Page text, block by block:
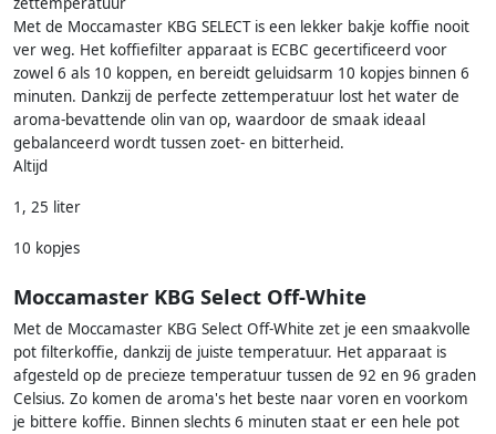
Met de Moccamaster KBG SELECT is een lekker bakje koffie nooit
ver weg. Het koffiefilter apparaat is ECBC gecertificeerd voor
zowel 6 als 10 koppen, en bereidt geluidsarm 10 kopjes binnen 6
minuten. Dankzij de perfecte zettemperatuur lost het water de
aroma-bevattende olin van op, waardoor de smaak ideaal
gebalanceerd wordt tussen zoet- en bitterheid.
Altijd
1, 25 liter
10 kopjes
Moccamaster KBG Select Off-White
Met de Moccamaster KBG Select Off-White zet je een smaakvolle
pot filterkoffie, dankzij de juiste temperatuur. Het apparaat is
afgesteld op de precieze temperatuur tussen de 92 en 96 graden
Celsius. Zo komen de aroma's het beste naar voren en voorkom
je bittere koffie. Binnen slechts 6 minuten staat er een hele pot